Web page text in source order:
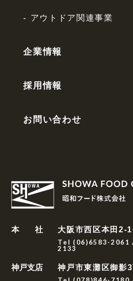
本 社 大阪市西区本田2-
Tel (06)6583-2061
2133
神戸支店 神戸市東灘区御影
アウトドア関連事業
企業情報
採用情報
お問い合わせ